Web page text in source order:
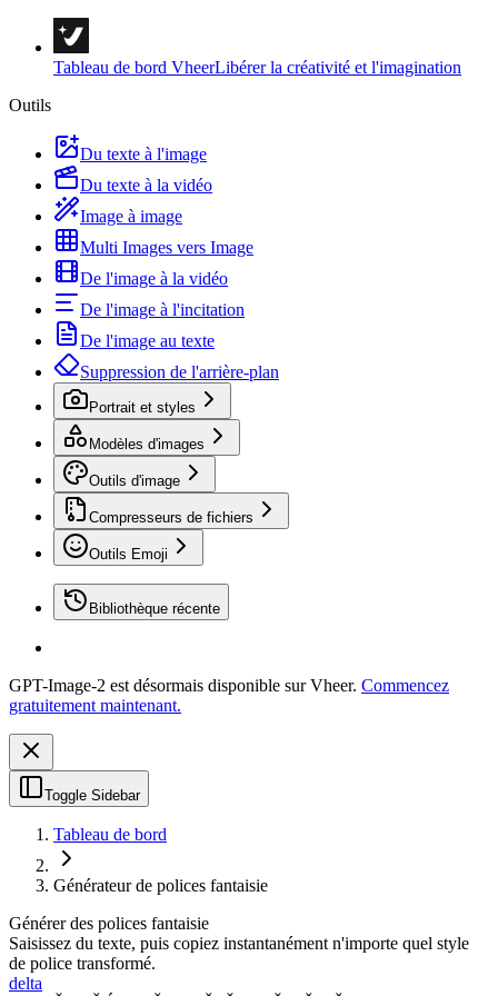
Tableau de bord VheerLibérer la créativité et l'imagination
Outils
Du texte à l'image
Du texte à la vidéo
Image à image
Multi Images vers Image
De l'image à la vidéo
De l'image à l'incitation
De l'image au texte
Suppression de l'arrière-plan
Portrait et styles
Modèles d'images
Outils d'image
Compresseurs de fichiers
Outils Emoji
Bibliothèque récente
GPT-Image-2 est désormais disponible sur Vheer. Commencez
gratuitement maintenant.
Toggle Sidebar
Tableau de bord
Générateur de polices fantaisie
Générer des polices fantaisie
Saisissez du texte, puis copiez instantanément n'importe quel style
de police transformé.
delta